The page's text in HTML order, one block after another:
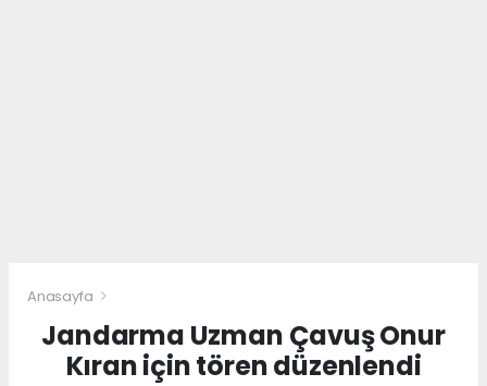
Anasayfa
Jandarma Uzman Çavuş Onur
Kıran için tören düzenlendi